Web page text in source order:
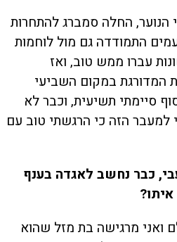
הנוער, החלה סמברג להתחרות
התמודדה גם מול לוחמות
עברו ממש טוב, ואז
המדורגת במקום השביעי
שהייתה בת 29. בסוף סיימתי תשיעית, וכבר לא
למעבר הזה כי הרגשתי טוב עם
כבר נחשב לאגדה בענף
ואני מרגישה בת מזל שהוא